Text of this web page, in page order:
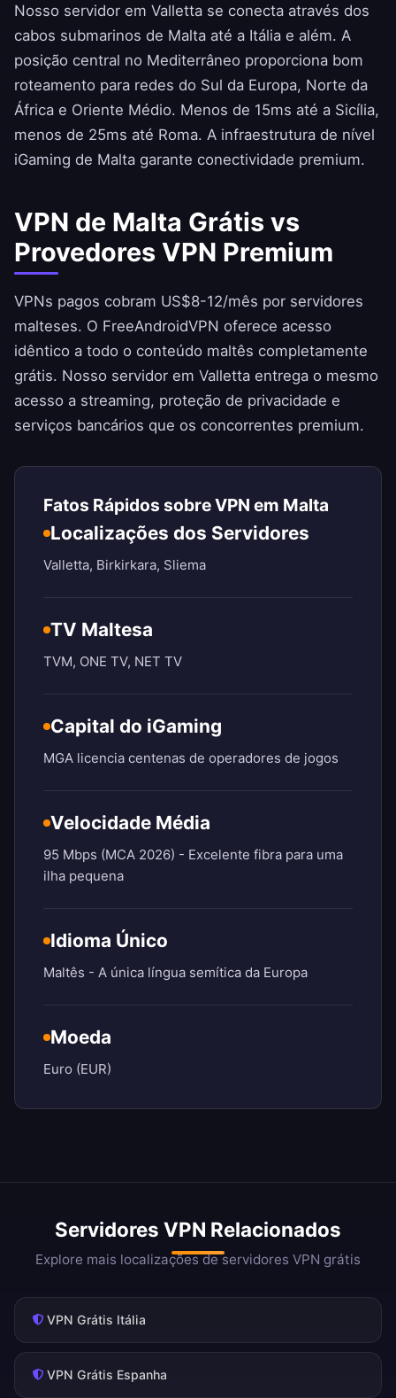
Nosso servidor em Valletta se conecta através dos
cabos submarinos de Malta até a Itália e além. A
posição central no Mediterrâneo proporciona bom
roteamento para redes do Sul da Europa, Norte da
África e Oriente Médio. Menos de 15ms até a Sicília,
menos de 25ms até Roma. A infraestrutura de nível
iGaming de Malta garante conectividade premium.
VPN de Malta Grátis vs
Provedores VPN Premium
VPNs pagos cobram US$8-12/mês por servidores
malteses. O FreeAndroidVPN oferece acesso
idêntico a todo o conteúdo maltês completamente
grátis. Nosso servidor em Valletta entrega o mesmo
acesso a streaming, proteção de privacidade e
serviços bancários que os concorrentes premium.
Fatos Rápidos sobre VPN em Malta
Localizações dos Servidores
Valletta, Birkirkara, Sliema
TV Maltesa
TVM, ONE TV, NET TV
Capital do iGaming
MGA licencia centenas de operadores de jogos
Velocidade Média
95 Mbps (MCA 2026) - Excelente fibra para uma
ilha pequena
Idioma Único
Maltês - A única língua semítica da Europa
Moeda
Euro (EUR)
Servidores VPN Relacionados
Explore mais localizações de servidores VPN grátis
VPN Grátis Itália
VPN Grátis Espanha